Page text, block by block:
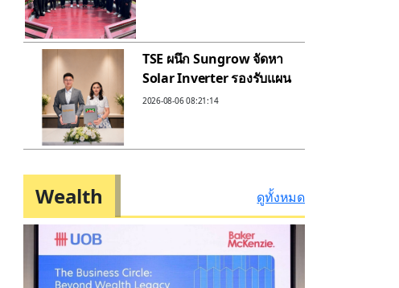
TSE ผนึก Sungrow จัดหา
Solar Inverter รองรับแผน
ลงทุนโรงไฟฟ้ารอบใหม่
2026-08-06 08:21:14
Wealth ดูทั้งหมด